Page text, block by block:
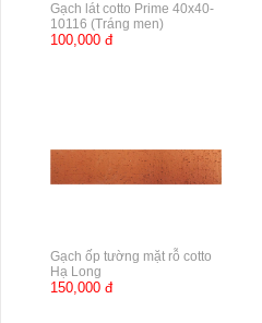
Gạch lát cotto Prime 40x40-
10116 (Tráng men)
100,000 đ
Gạch ốp tường mặt rỗ cotto
Hạ Long
150,000 đ